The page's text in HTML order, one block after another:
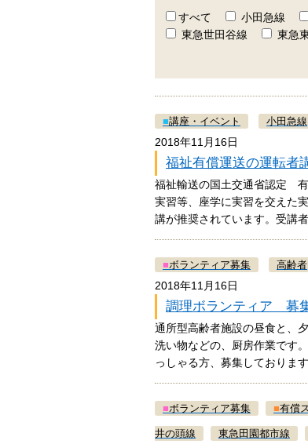
すべて 小田急線
東急世田谷線
東急
■講座・イベント 小田急線
2018年11月16日
福祉有償運送の運転者
福祉輸送の国土交通省認定
実習等、座学に実習を交えた
講が推奨されています。受
■ボランティア募集 高齢者
2018年11月16日
調理ボランティア 募
通所型高齢者施設の昼食と、
洗い物などの、厨房作業です
っしゃる方、募集しており
■ボランティア募集 ■有償
井の頭線 東急田園都市線